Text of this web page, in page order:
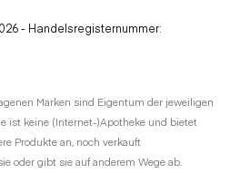
- Handelsregisternummer:
Marken sind Eigentum der jeweiligen
ist keine (Internet-)Apotheke und bietet
Produkte an, noch verkauft
oder gibt sie auf anderem Wege ab.